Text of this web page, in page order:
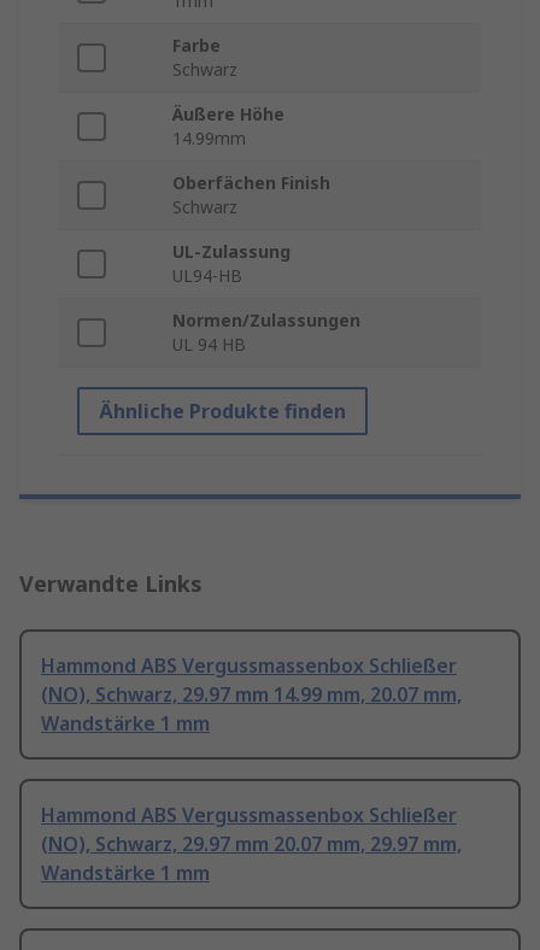
Farbe
Schwarz
Äußere Höhe
14.99mm
Oberfächen Finish
Schwarz
UL-Zulassung
UL94-HB
Normen/Zulassungen
UL 94 HB
Ähnliche Produkte finden
Verwandte Links
Hammond ABS Vergussmassenbox Schließer
(NO), Schwarz, 29.97 mm 14.99 mm, 20.07 mm,
Wandstärke 1 mm
Hammond ABS Vergussmassenbox Schließer
(NO), Schwarz, 29.97 mm 20.07 mm, 29.97 mm,
Wandstärke 1 mm